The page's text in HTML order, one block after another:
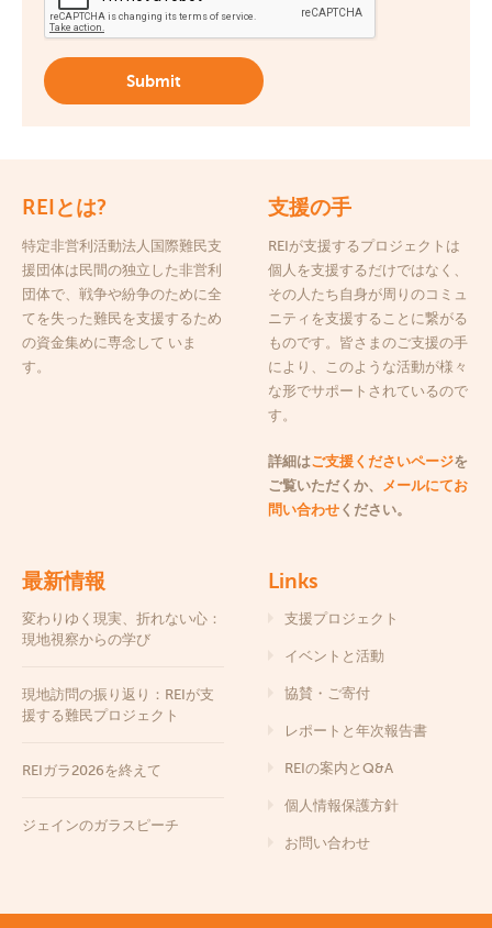
REIとは?
特定非営利活動法人国際難民支
援団体は民間の独立した非営利
団体で、戦争や紛争のために全
てを失った難民を支援するため
の資金集めに専念して いま
す。
支援の手
REIが支援するプロジェクトは
個人を支援するだけではなく、
その人たち自身が周りのコミュ
ニティを支援することに繋がる
ものです。皆さまのご支援の手
により、このような活動が様々
な形でサポートされているので
す。
詳細はご支援くださいページを
ご覧いただくか、
メールにてお
問い合わせ ください。
最新情報
変わりゆく現実、折れない心：
現地視察からの学び
現地訪問の振り返り：REIが支
援する難民プロジェクト
REIガラ2026を終えて
ジェインのガラスピーチ
Links
支援プロジェクト
イベントと活動
協賛・ご寄付
レポートと年次報告書
REIの案内とQ&A
個人情報保護方針
お問い合わせ